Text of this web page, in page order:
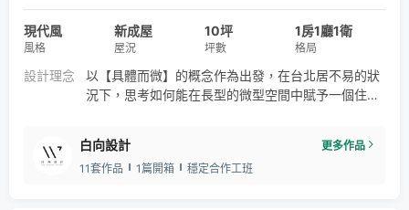
現代風
風格
新成屋
屋況
10坪
坪數
1房1廳1衛
格局
設計理念
以【具體而微】的概念作為出發，在台北居不易的狀
況下，思考如何能在長型的微型空間中賦予一個住宅
各空間的功能性，並搭配擴張網的使用增加視覺層次
感。 天花以投射燈和露明的走線增加線條感，需要隱
白向設計
更多作品
11套作品
1篇開箱 穩定合作工班